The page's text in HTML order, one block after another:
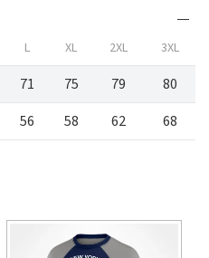
L XL 2XL 3XL
71 75 79
80
56 58 62 68